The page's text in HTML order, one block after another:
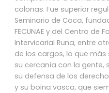
colonas. Fue superior
Seminario de Coca,
FECUNAE y del Centro de
Intervicarial Runa, entre
de los cargos, lo que más
su cercanía con la gente,
su defensa de los
y su boina vasca, que